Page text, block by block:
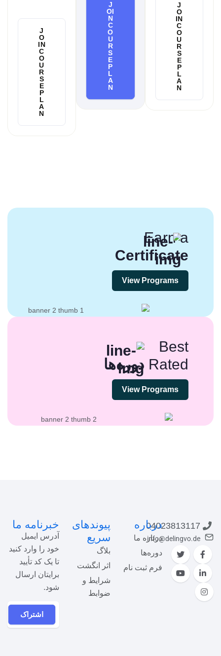
J
O
IN
C
O
U
R
S
E
P
L
A
N
J
OI
N
C
O
U
R
S
E
P
L
A
N
J
O
IN
C
O
U
R
S
E
P
L
A
N
Earn a
Certificate
View Programs
Best
Rated دوره‌ها
View Programs
04023813117
info@delingvo.de
درباره
درباره ما
دوره‌ها
فرم ثبت نام
پیوندهای
سریع
بلاگ
اثر انگشت
شرایط و
ضوابط
خبرنامه ما
آدرس ایمیل
خود را وارد کنید
تا یک کد تأیید
برایتان ارسال
شود.
اشتراک